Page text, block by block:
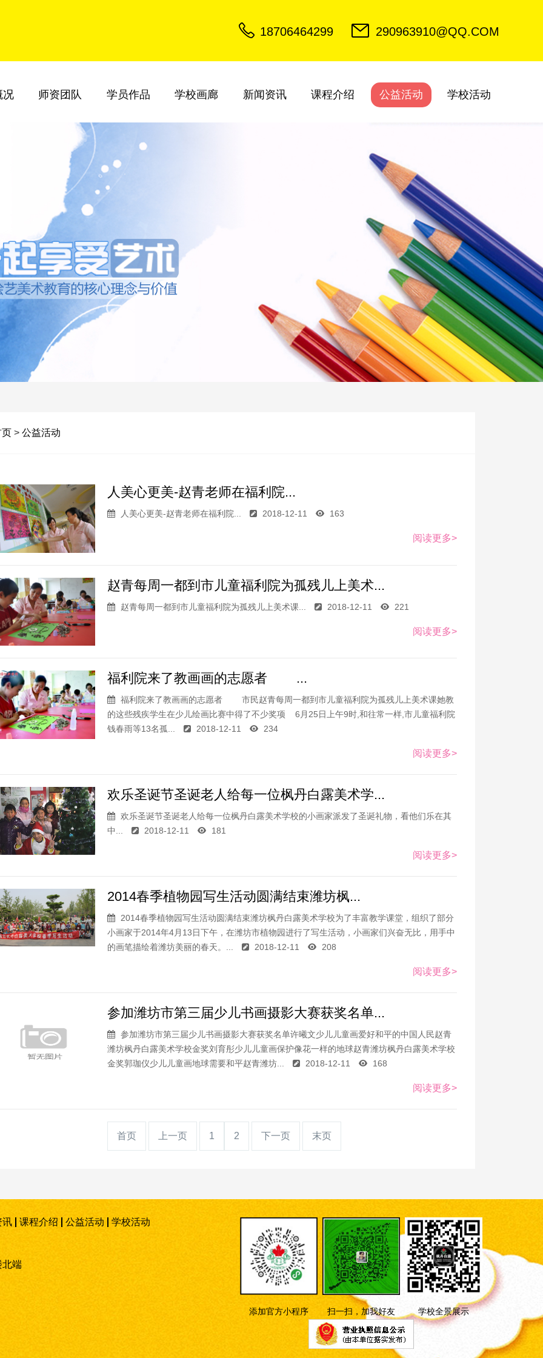
18706464299 290963910@QQ.COM
况 师资团队 学员作品 学校画廊 新闻资讯 课程介绍 公益活动 学校活动
> 公益活动
人美心更美-赵青老师在福利院...
人美心更美-赵青老师在福利院... 2018-12-11 163
阅读更多>
赵青每周一都到市儿童福利院为孤残儿上美术...
赵青每周一都到市儿童福利院为孤残儿上美术课... 2018-12-11 221
阅读更多>
福利院来了教画画的志愿者 ...
福利院来了教画画的志愿者 市民赵青每周一都到市儿童福利院为孤残儿上美术课她教
的这些残疾学生在少儿绘画比赛中得了不少奖项 6月25日上午9时,和往常一样,市儿童福利院
钱春雨等13名孤...
2018-12-11 234
阅读更多>
欢乐圣诞节圣诞老人给每一位枫丹白露美术学...
欢乐圣诞节圣诞老人给每一位枫丹白露美术学校的小画家派发了圣诞礼物，看他们乐在其
中...
2018-12-11 181
阅读更多>
2014春季植物园写生活动圆满结束潍坊枫...
2014春季植物园写生活动圆满结束潍坊枫丹白露美术学校为了丰富教学课堂，组织了部分
小画家于2014年4月13日下午，在潍坊市植物园进行了写生活动，小画家们兴奋无比，用手中
的画笔描绘着潍坊美丽的春天。...
2018-12-11 208
阅读更多>
参加潍坊市第三届少儿书画摄影大赛获奖名单...
参加潍坊市第三届少儿书画摄影大赛获奖名单许曦文少儿儿童画爱好和平的中国人民赵青
潍坊枫丹白露美术学校金奖刘育彤少儿儿童画保护像花一样的地球赵青潍坊枫丹白露美术学校
金奖郭珈仪少儿儿童画地球需要和平赵青潍坊...
2018-12-11 168
阅读更多>
首页 上一页 1 2 下一页 末页
讯 课程介绍 公益活动 学校活动
北端
添加官方小程序 扫一扫，加我好友 学校全景展示